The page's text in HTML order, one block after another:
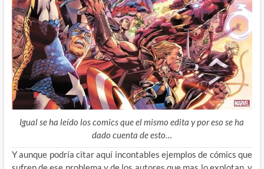
Igual se ha leído los comics que el mismo edita y por eso se ha
dado cuenta de esto…
Y aunque podría citar aquí incontables ejemplos de cómics que